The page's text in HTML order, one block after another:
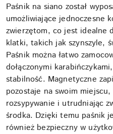
Paśnik na siano został
umożliwiające jednoczesne
zwierzętom, co jest idealne
klatki, takich jak szynszyle,
Paśnik można łatwo
dołączonymi
stabilność. Magnetyczne
pozostaje na swoim
rozsypywanie i utrudniając
środka. Dzięki temu paśnik
również bezpieczny w